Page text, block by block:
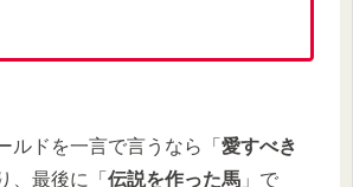
ルドを一言で言うなら「 愛すべき
、最後に「 伝説を作った馬 」で